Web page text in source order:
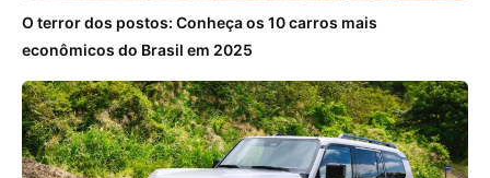
O terror dos postos: Conheça os 10 carros mais
econômicos do Brasil em 2025